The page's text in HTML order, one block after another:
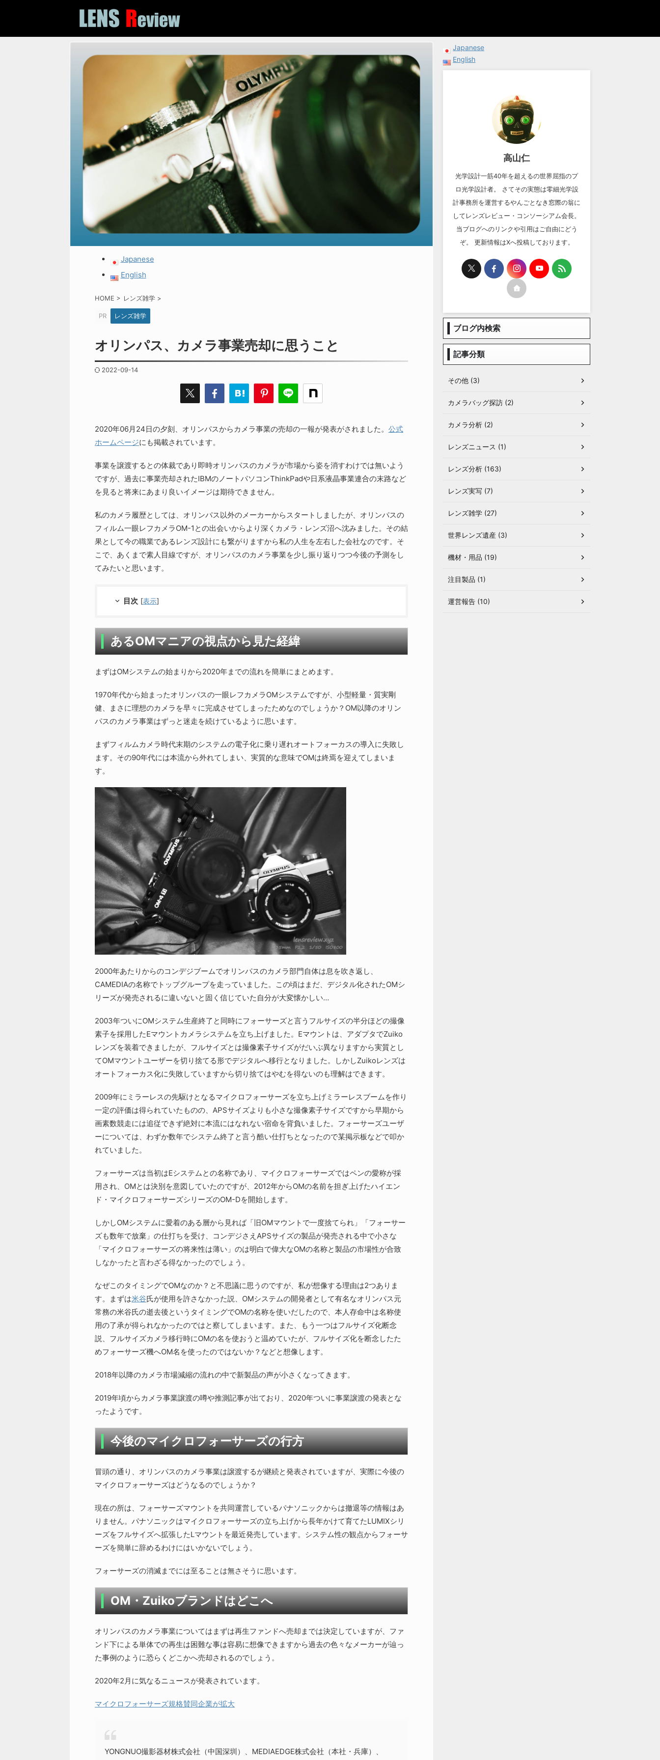
Japanese
English
HOME > レンズ雑学 >
PR レンズ雑学
オリンパス、カメラ事業売却に思うこと
2022-09-14
2020年06月24日の夕刻、オリンパスからカメラ事業の売却の一報が発表がされました。 公式
ホームページにも掲載されています。
事業を譲渡するとの体裁であり即時オリンパスのカメラが市場から姿を消すわけでは無いよう
ですが、過去に事業売却されたIBMのノートパソコンThinkPadや日系液晶事業連合の末路など
を見ると将来にあまり良いイメージは期待できません。
私のカメラ履歴としては、オリンパス以外のメーカーからスタートしましたが、オリンパスの
フィルム一眼レフカメラOM-1との出会いからより深くカメラ・レンズ沼へ沈みました。その結
果として今の職業であるレンズ設計にも繋がりますから私の人生を左右した会社なのです。そ
こで、あくまで素人目線ですが、オリンパスのカメラ事業を少し振り返りつつ今後の予測をし
てみたいと思います。
目次 [表示]
あるOMマニアの視点から見た経緯
まずはOMシステムの始まりから2020年までの流れを簡単にまとめます。
1970年代から始まったオリンパスの一眼レフカメラOMシステムですが、小型軽量・質実剛
健、まさに理想のカメラを早々に完成させてしまったためなのでしょうか？OM以降のオリン
パスのカメラ事業はずっと迷走を続けているように思います。
まずフィルムカメラ時代末期のシステムの電子化に乗り遅れオートフォーカスの導入に失敗し
ます。その90年代には本流から外れてしまい、実質的な意味でOMは終焉を迎えてしまいま
す。
2000年あたりからのコンデジブームでオリンパスのカメラ部門自体は息を吹き返し、
CAMEDIAの名称でトップグループを走っていました。この頃はまだ、デジタル化されたOMシ
リーズが発売されるに違いないと固く信じていた自分が大変懐かしい…
2003年ついにOMシステム生産終了と同時にフォーサーズと言うフルサイズの半分ほどの撮像
素子を採用したEマウントカメラシステムを立ち上げました。Eマウントは、アダプタでZuiko
レンズを装着できましたが、フルサイズとは撮像素子サイズがだいぶ異なりますから実質とし
てOMマウントユーザーを切り捨てる形でデジタルへ移行となりました。しかしZuikoレンズは
オートフォーカス化に失敗していますから切り捨てはやむを得ないのも理解はできます。
2009年にミラーレスの先駆けとなるマイクロフォーサーズを立ち上げミラーレスブームを作り
一定の評価は得られていたものの、APSサイズよりも小さな撮像素子サイズですから早期から
画素数競走には追従できず絶対に本流にはなれない宿命を背負いました。フォーサーズユーザ
ーについては、わずか数年でシステム終了と言う酷い仕打ちとなったので某掲示板などで叩か
れていました。
フォーサーズは当初はEシステムとの名称であり、マイクロフォーサーズではペンの愛称が採
用され、OMとは決別を意図していたのですが、2012年からOMの名前を担ぎ上げたハイエン
ド・マイクロフォーサーズシリーズのOM-Dを開始します。
しかしOMシステムに愛着のある層から見れば「旧OMマウントで一度捨てられ」「フォーサー
ズも数年で放棄」の仕打ちを受け、コンデジさえAPSサイズの製品が発売される中で小さな
「マイクロフォーサーズの将来性は薄い」のは明白で偉大なOMの名称と製品の市場性が合致
しなかったと言わざる得なかったのでしょう。
なぜこのタイミングでOMなのか？と不思議に思うのですが、私が想像する理由は2つありま
す。まずは米谷氏が使用を許さなかった説、OMシステムの開発者として有名なオリンパス元
常務の米谷氏の逝去後というタイミングでOMの名称を使いだしたので、本人存命中は名称使
用の了承が得られなかったのではと察してしまいます。また、もう一つはフルサイズ化断念
説、フルサイズカメラ移行時にOMの名を使おうと温めていたが、フルサイズ化を断念したた
めフォーサーズ機へOM名を使ったのではないか？などと想像します。
2018年以降のカメラ市場減縮の流れの中で新製品の声が小さくなってきます。
2019年頃からカメラ事業譲渡の噂や推測記事が出ており、2020年ついに事業譲渡の発表とな
ったようです。
今後のマイクロフォーサーズの行方
冒頭の通り、オリンパスのカメラ事業は譲渡するが継続と発表されていますが、実際に今後の
マイクロフォーサーズはどうなるのでしょうか？
現在の所は、フォーサーズマウントを共同運営しているパナソニックからは撤退等の情報はあ
りません。パナソニックはマイクロフォーサーズの立ち上げから長年かけて育てたLUMIXシリ
ーズをフルサイズへ拡張したLマウントを最近発売しています。システム性の観点からフォーサ
ーズを簡単に辞めるわけにはいかないでしょう。
フォーサーズの消滅までには至ることは無さそうに思います。
OM・Zuikoブランドはどこへ
オリンパスのカメラ事業についてはまずは再生ファンドへ売却までは決定していますが、ファ
ンド下による単体での再生は困難な事は容易に想像できますから過去の色々なメーカーが辿っ
た事例のように恐らくどこかへ売却されるのでしょう。
2020年2月に気なるニュースが発表されています。
マイクロフォーサーズ規格賛同企業が拡大
YONGNUO撮影器材株式会社（中国深圳）、MEDIAEDGE株式会社（本社・兵庫）、
Japanese
English
高山仁
光学設計一筋40年を超えるの世界屈指のプ
ロ光学設計者。 さてその実態は零細光学設
計事務所を運営するやんごとなき窓際の翁に
してレンズレビュー・コンソーシアム会長。
当ブログへのリンクや引用はご自由にどう
ぞ。 更新情報はXへ投稿しております。
ブログ内検索
記事分類
その他 (3)
カメラバッグ探訪 (2)
カメラ分析 (2)
レンズニュース (1)
レンズ分析 (163)
レンズ実写 (7)
レンズ雑学 (27)
世界レンズ遺産 (3)
機材・用品 (19)
注目製品 (1)
運営報告 (10)